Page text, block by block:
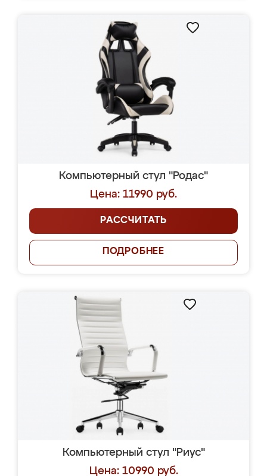
Компьютерный стул "Родас"
Цена: 11990 руб.
РАССЧИТАТЬ
ПОДРОБНЕЕ
Компьютерный стул "Риус"
Цена: 10990 руб.